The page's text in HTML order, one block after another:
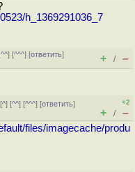
h_1369291036_7
^^] [^^^] [ответить]
+ / –
^] [^^] [^^^] [ответить]
+2
+ / –
files/imagecache/produ